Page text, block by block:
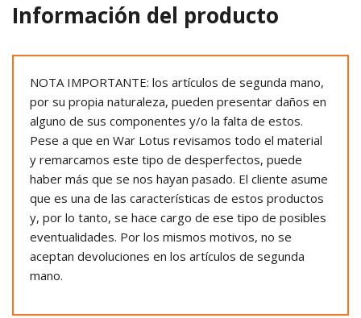
Información del producto
NOTA IMPORTANTE: los artículos de segunda mano,
por su propia naturaleza, pueden presentar daños en
alguno de sus componentes y/o la falta de estos.
Pese a que en War Lotus revisamos todo el material
y remarcamos este tipo de desperfectos, puede
haber más que se nos hayan pasado. El cliente asume
que es una de las características de estos productos
y, por lo tanto, se hace cargo de ese tipo de posibles
eventualidades. Por los mismos motivos, no se
aceptan devoluciones en los artículos de segunda
mano.